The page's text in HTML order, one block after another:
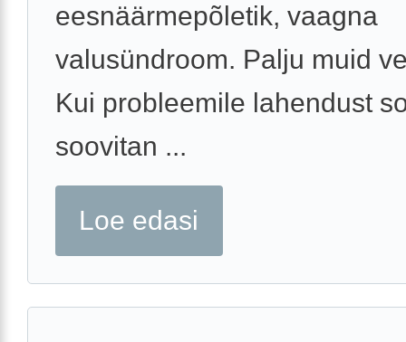
eesnäärmepõletik, vaagna
valusündroom. Palju muid
Kui probleemile lahendust
soovitan ...
Loe edasi